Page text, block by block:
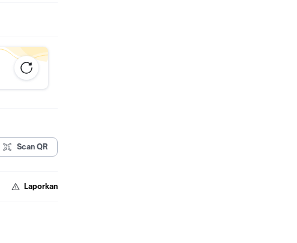
Anda.
Scan QR
Laporkan